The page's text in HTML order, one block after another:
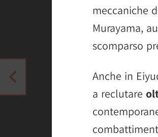
meccaniche
Murayama,
scomparso
Anche in
a reclutare